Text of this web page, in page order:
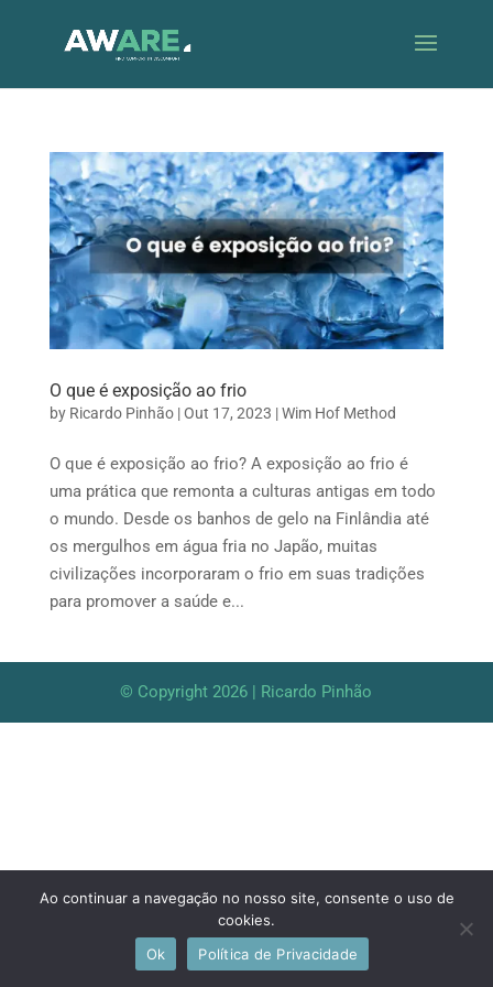
O que é exposição ao frio
by Ricardo Pinhão|Out 17, 2023 |Wim Hof Method
O que é exposição ao frio? A exposição ao frio é
uma prática que remonta a culturas antigas em todo
o mundo. Desde os banhos de gelo na Finlândia até
os mergulhos em água fria no Japão, muitas
civilizações incorporaram o frio em suas tradições
para promover a saúde e...
© Copyright 2026 | Ricardo Pinhão
Ao continuar a navegação no nosso site, consente o uso de
cookies.
Ok
Política de Privacidade